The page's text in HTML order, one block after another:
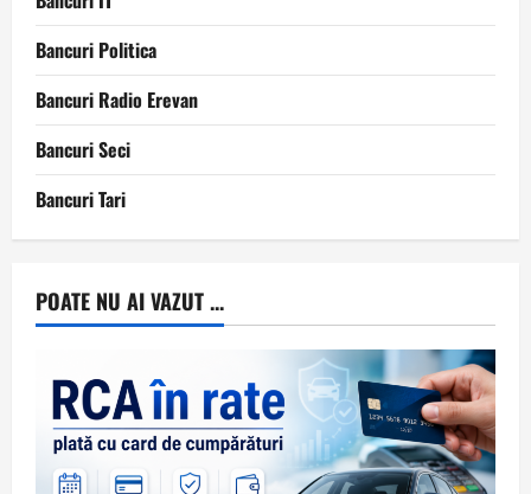
Bancuri Politica
Bancuri Radio Erevan
Bancuri Seci
Bancuri Tari
POATE NU AI VAZUT ...